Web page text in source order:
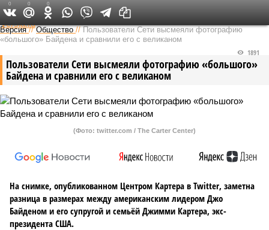
Федеральный выпуск
Версия //Общество //Пользователи Сети высмеяли фотографию
«большого» Байдена и сравнили его с великаном
Пользователи Сети высмеяли фотографию «большого»
Байдена и сравнили его с великаном
1891
(Фото: twitter.com / The Carter Center)
На снимке, опубликованном Центром Картера в Twitter, заметна
разница в размерах между американским лидером Джо
Байденом и его супругой и семьёй Джимми Картера, экс-
президента США.
0 0 0